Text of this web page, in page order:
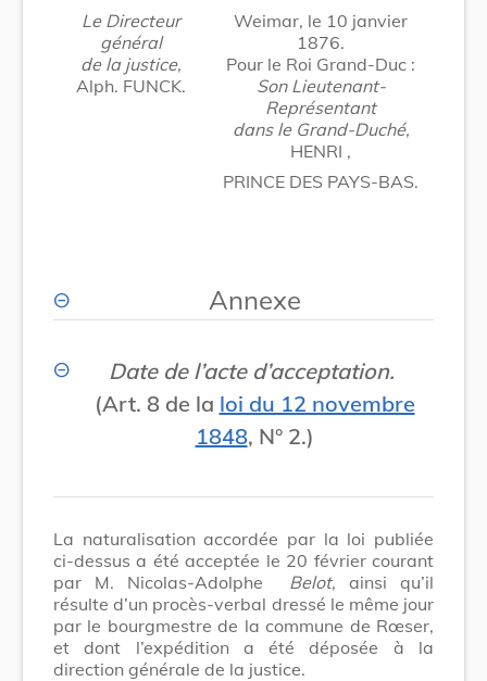
Le Directeur
général
de la justice,
Alph. FUNCK.
Weimar, le 10 janvier
1876.
Pour le Roi Grand-Duc :
Son Lieutenant-
Représentant
dans le Grand-Duché,
HENRI ,
PRINCE DES PAYS-BAS.
Annexe
Date de l’acte d’acceptation.
(Art. 8 de la loi du 12 novembre
1848, N° 2.)
La naturalisation accordée par la loi publiée
ci-dessus a été acceptée le 20 février courant
par M. Nicolas-Adolphe Belot, ainsi qu’il
résulte d’un procès-verbal dressé le même jour
par le bourgmestre de la commune de Rœser,
et dont l’expédition a été déposée à la
direction générale de la justice.